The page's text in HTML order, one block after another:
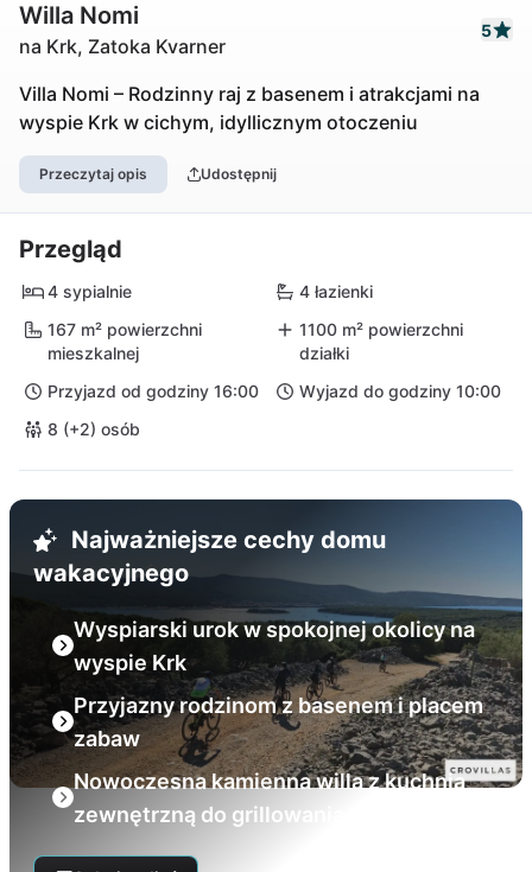
Willa Nomi
na Krk, Zatoka Kvarner
5
Villa Nomi – Rodzinny raj z basenem i atrakcjami na
wyspie Krk w cichym, idyllicznym otoczeniu
Przeczytaj opis Udostępnij
Przegląd
4 sypialnie
4 łazienki
167 m² powierzchni
mieszkalnej
1100 m² powierzchni
działki
Przyjazd od godziny 16:00
Wyjazd do godziny 10:00
8 (+2) osób
Najważniejsze cechy domu
wakacyjnego
Wyspiarski urok w spokojnej okolicy na
wyspie Krk
Przyjazny rodzinom z basenem i placem
zabaw
Nowoczesna kamienna willa z kuchnią
zewnętrzną do grillowania